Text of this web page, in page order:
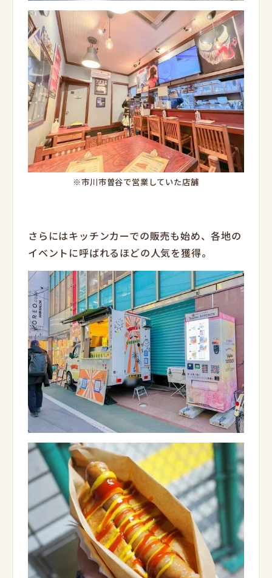
※市川市曽谷で営業していた店舗
さらにはキッチンカーでの販売も始め、各地の
イベントに呼ばれるほどの人気を獲得。